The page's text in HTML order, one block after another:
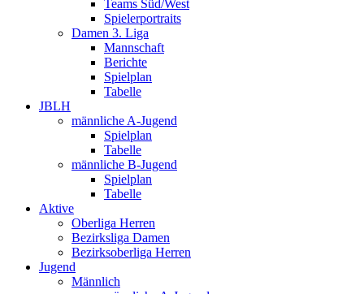
Teams Süd/West
Spielerportraits
Damen 3. Liga
Mannschaft
Berichte
Spielplan
Tabelle
JBLH
männliche A-Jugend
Spielplan
Tabelle
männliche B-Jugend
Spielplan
Tabelle
Aktive
Oberliga Herren
Bezirksliga Damen
Bezirksoberliga Herren
Jugend
Männlich